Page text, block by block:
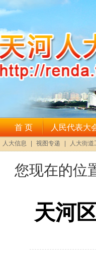
您现在的位
天河